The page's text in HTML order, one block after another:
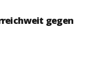
gegen